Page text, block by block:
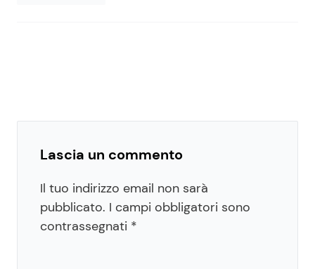
Lascia un commento
Il tuo indirizzo email non sarà
pubblicato. I campi obbligatori sono
contrassegnati *